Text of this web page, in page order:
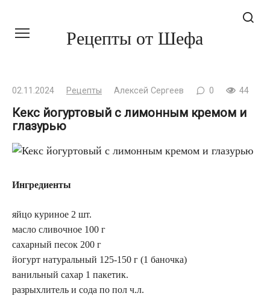
Рецепты от Шефа
02.11.2024 Рецепты Алексей Сергеев 0 44
Кекс йогуртовый с лимонным кремом и
глазурью
Ингредиенты
яйцо куриное 2 шт.
масло сливочное 100 г
сахарный песок 200 г
йогурт натуральный 125-150 г (1 баночка)
ванильный сахар 1 пакетик.
разрыхлитель и сода по пол ч.л.